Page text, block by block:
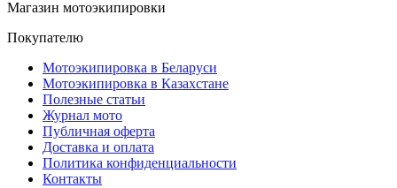
Магазин мотоэкипировки
Покупателю
Мотоэкипировка в Беларуси
Мотоэкипировка в Казахстане
Полезные статьи
Журнал мото
Публичная оферта
Доставка и оплата
Политика конфиденциальности
Контакты